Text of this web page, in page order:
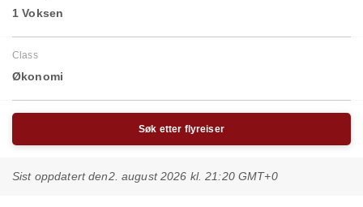
1 Voksen
Class
Økonomi
Søk etter flyreiser
Sist oppdatert den2. august 2026 kl. 21:20 GMT+0